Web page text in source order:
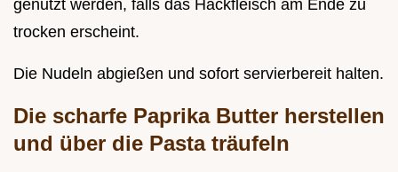
genutzt werden, falls das Hackfleisch am Ende zu
trocken erscheint.
Die Nudeln abgießen und sofort servierbereit halten.
Die scharfe Paprika Butter herstellen
und über die Pasta träufeln